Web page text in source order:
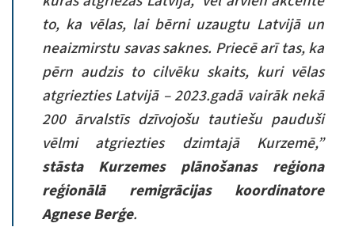
to, ka vēlas, lai bērni uzaugtu Latvijā un
neaizmirstu savas saknes. Priecē arī tas, ka
pērn audzis to cilvēku skaits, kuri vēlas
atgriezties Latvijā – 2023.gadā vairāk nekā
200 ārvalstīs dzīvojošu tautiešu pauduši
vēlmi atgriezties dzimtajā Kurzemē,”
stāsta Kurzemes plānošanas reģiona
reģionālā remigrācijas koordinatore
Agnese Berģe.